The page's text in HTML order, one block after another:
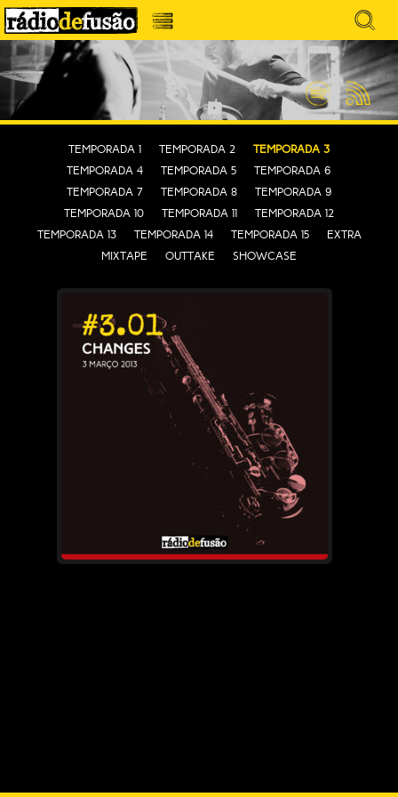
Avançar
para
o
conteúdo
Menu
Search
for:
RÁDIO DEFUSÃO
MÚSICA SEM PRECONCEITOS. CONVERSA
SEM PRETENSÕES.
SpotifyFeed
RSS
Temporada 1 Temporada 2
Temporada 3
Temporada 4
Temporada 5
Temporada 6
Temporada 7
Temporada 8
Temporada 9
Temporada 10
Temporada 11
Temporada 12
Temporada 13
Temporada 14 Temporada 15
EXTRA
MIXTAPE
OUTTAKE SHOWCASE